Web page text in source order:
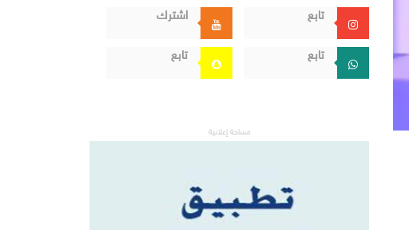
تابع
اشترك
تابع
تابع
مساحة إعلانية